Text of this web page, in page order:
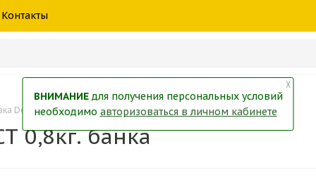
Контакты
Devon Литол-24 ГОСТ 0,8кг. банка
0,8кг. банка
╳
ВНИМАНИЕдля получения персональных условий
необходимо авторизоваться в личном кабинете